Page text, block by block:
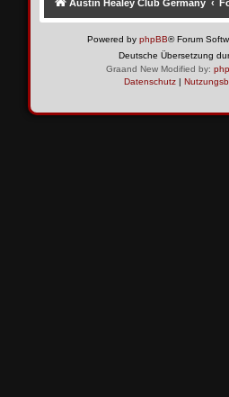
Austin Healey Club Germany
Powered by phpBB® Forum
Deutsche Übersetzung
Graand New Modified by:
Datenschutz|